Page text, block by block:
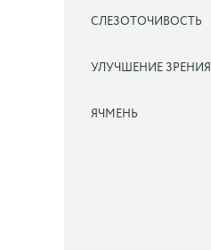
СЛЕЗОТОЧИВОСТЬ
УЛУЧШЕНИЕ ЗРЕНИЯ
ЯЧМЕНЬ